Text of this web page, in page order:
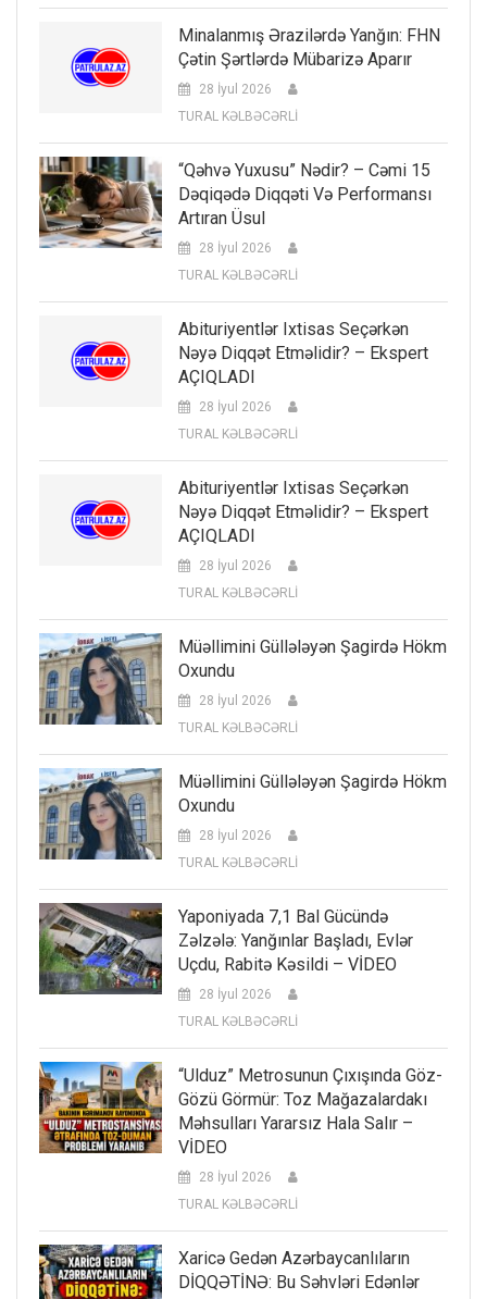
Minalanmış Ərazilərdə Yanğın: FHN
Çətin Şərtlərdə Mübarizə Aparır
28 İyul 2026
TURAL KƏLBƏCƏRLİ
“Qəhvə Yuxusu” Nədir? – Cəmi 15
Dəqiqədə Diqqəti Və Performansı
Artıran Üsul
28 İyul 2026
TURAL KƏLBƏCƏRLİ
Abituriyentlər Ixtisas Seçərkən
Nəyə Diqqət Etməlidir? – Ekspert
AÇIQLADI
28 İyul 2026
TURAL KƏLBƏCƏRLİ
Abituriyentlər Ixtisas Seçərkən
Nəyə Diqqət Etməlidir? – Ekspert
AÇIQLADI
28 İyul 2026
TURAL KƏLBƏCƏRLİ
Müəllimini Güllələyən Şagirdə Hökm
Oxundu
28 İyul 2026
TURAL KƏLBƏCƏRLİ
Müəllimini Güllələyən Şagirdə Hökm
Oxundu
28 İyul 2026
TURAL KƏLBƏCƏRLİ
Yaponiyada 7,1 Bal Gücündə
Zəlzələ: Yanğınlar Başladı, Evlər
Uçdu, Rabitə Kəsildi – VİDEO
28 İyul 2026
TURAL KƏLBƏCƏRLİ
“Ulduz” Metrosunun Çıxışında Göz-
Gözü Görmür: Toz Mağazalardakı
Məhsulları Yararsız Hala Salır –
VİDEO
28 İyul 2026
TURAL KƏLBƏCƏRLİ
Xaricə Gedən Azərbaycanlıların
DİQQƏTİNƏ: Bu Səhvləri Edənlər